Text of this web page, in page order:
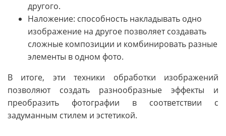
другого.
Наложение: способность накладывать одно
изображение на другое позволяет создавать
сложные композиции и комбинировать разные
элементы в одном фото.
В итоге, эти техники обработки изображений
позволяют создать разнообразные эффекты и
преобразить фотографии в соответствии с
задуманным стилем и эстетикой.